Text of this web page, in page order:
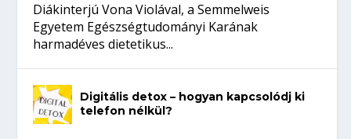
Diákinterjú Vona Violával, a Semmelweis
Egyetem Egészségtudományi Karának
harmadéves dietetikus...
Digitális detox – hogyan kapcsolódj ki
telefon nélkül?